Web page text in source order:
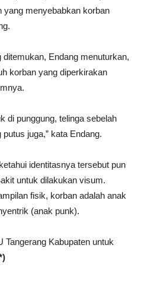
yang menyebabkan korban
Endang menuturkan,
korban yang diperkirakan
di punggung, telinga sebelah
juga,” kata Endang.
identitasnya tersebut pun
untuk dilakukan visum.
fisik, korban adalah anak
(anak punk).
Tangerang Kabupaten untuk